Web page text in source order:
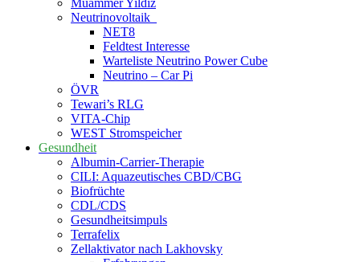
Muammer Yildiz
Neutrinovoltaik
NET8
Feldtest Interesse
Warteliste Neutrino Power Cube
Neutrino – Car Pi
ÖVR
Tewari’s RLG
VITA-Chip
WEST Stromspeicher
Gesundheit
Albumin-Carrier-Therapie
CILI: Aquazeutisches CBD/CBG
Biofrüchte
CDL/CDS
Gesundheitsimpuls
Terrafelix
Zellaktivator nach Lakhovsky